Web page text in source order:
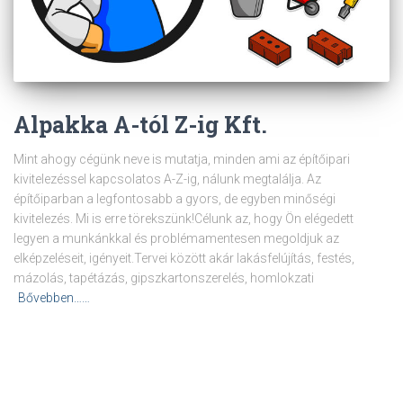
Alpakka A-tól Z-ig Kft.
Mint ahogy cégünk neve is mutatja, minden ami az építőipari
kivitelezéssel kapcsolatos A-Z-ig, nálunk megtalálja. Az
építőiparban a legfontosabb a gyors, de egyben minőségi
kivitelezés. Mi is erre törekszünk!Célunk az, hogy Ön elégedett
legyen a munkánkkal és problémamentesen megoldjuk az
elképzeléseit, igényeit.Tervei között akár lakásfelújítás, festés,
mázolás, tapétázás, gipszkartonszerelés, homlokzati
Bővebben……